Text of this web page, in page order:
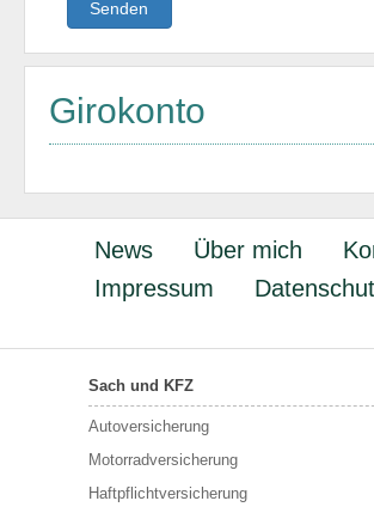
Senden
Girokonto
News Über mich
Impressum
Sach und KFZ
Autoversicherung
Motorradversicherung
Haftpflichtversicherung